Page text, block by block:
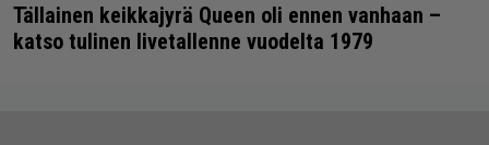
Tällainen keikkajyrä Queen oli ennen vanhaan –
katso tulinen livetallenne vuodelta 1979